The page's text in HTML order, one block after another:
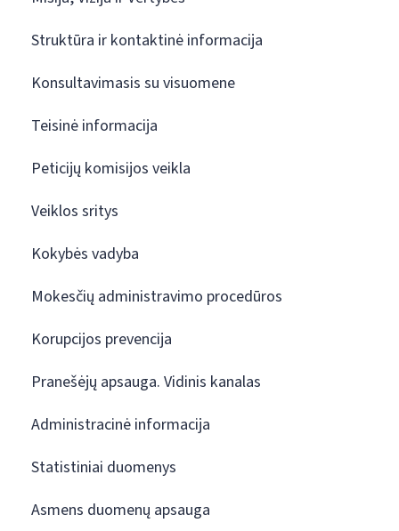
Struktūra ir kontaktinė informacija
Konsultavimasis su visuomene
Teisinė informacija
Peticijų komisijos veikla
Veiklos sritys
Kokybės vadyba
Mokesčių administravimo procedūros
Korupcijos prevencija
Pranešėjų apsauga. Vidinis kanalas
Administracinė informacija
Statistiniai duomenys
Asmens duomenų apsauga